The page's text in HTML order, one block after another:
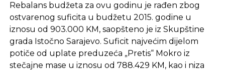
Rebalans budžeta za ovu godinu je rađen zbog
ostvarenog suficita u budžetu 2015. godine u
iznosu od 903.000 KM, saopšteno je iz Skupštine
grada Istočno Sarajevo. Suficit najvećim dijelom
potiče od uplate preduzeća „Pretis“ Mokro iz
stečajne mase u iznosu od 788.429 KM, kao i niza